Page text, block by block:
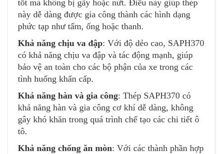
tốt mà không bị gãy hoặc nứt. Điều này giúp thép
này dễ dàng được gia công thành các hình dạng
phức tạp như tấm, ống hoặc thanh.
Khả năng chịu va đập: Với độ dẻo cao, SAPH370
có khả năng chịu va đập và tác động mạnh, giúp
bảo vệ an toàn cho các bộ phận của xe trong các
tình huống khẩn cấp.
Khả năng hàn và gia công: Thép SAPH370 có
khả năng hàn và gia công cơ khí dễ dàng, không
gây khó khăn trong quá trình chế tạo các chi tiết ô
tô.
Khả năng chống ăn mòn: Với các thành phần hợp